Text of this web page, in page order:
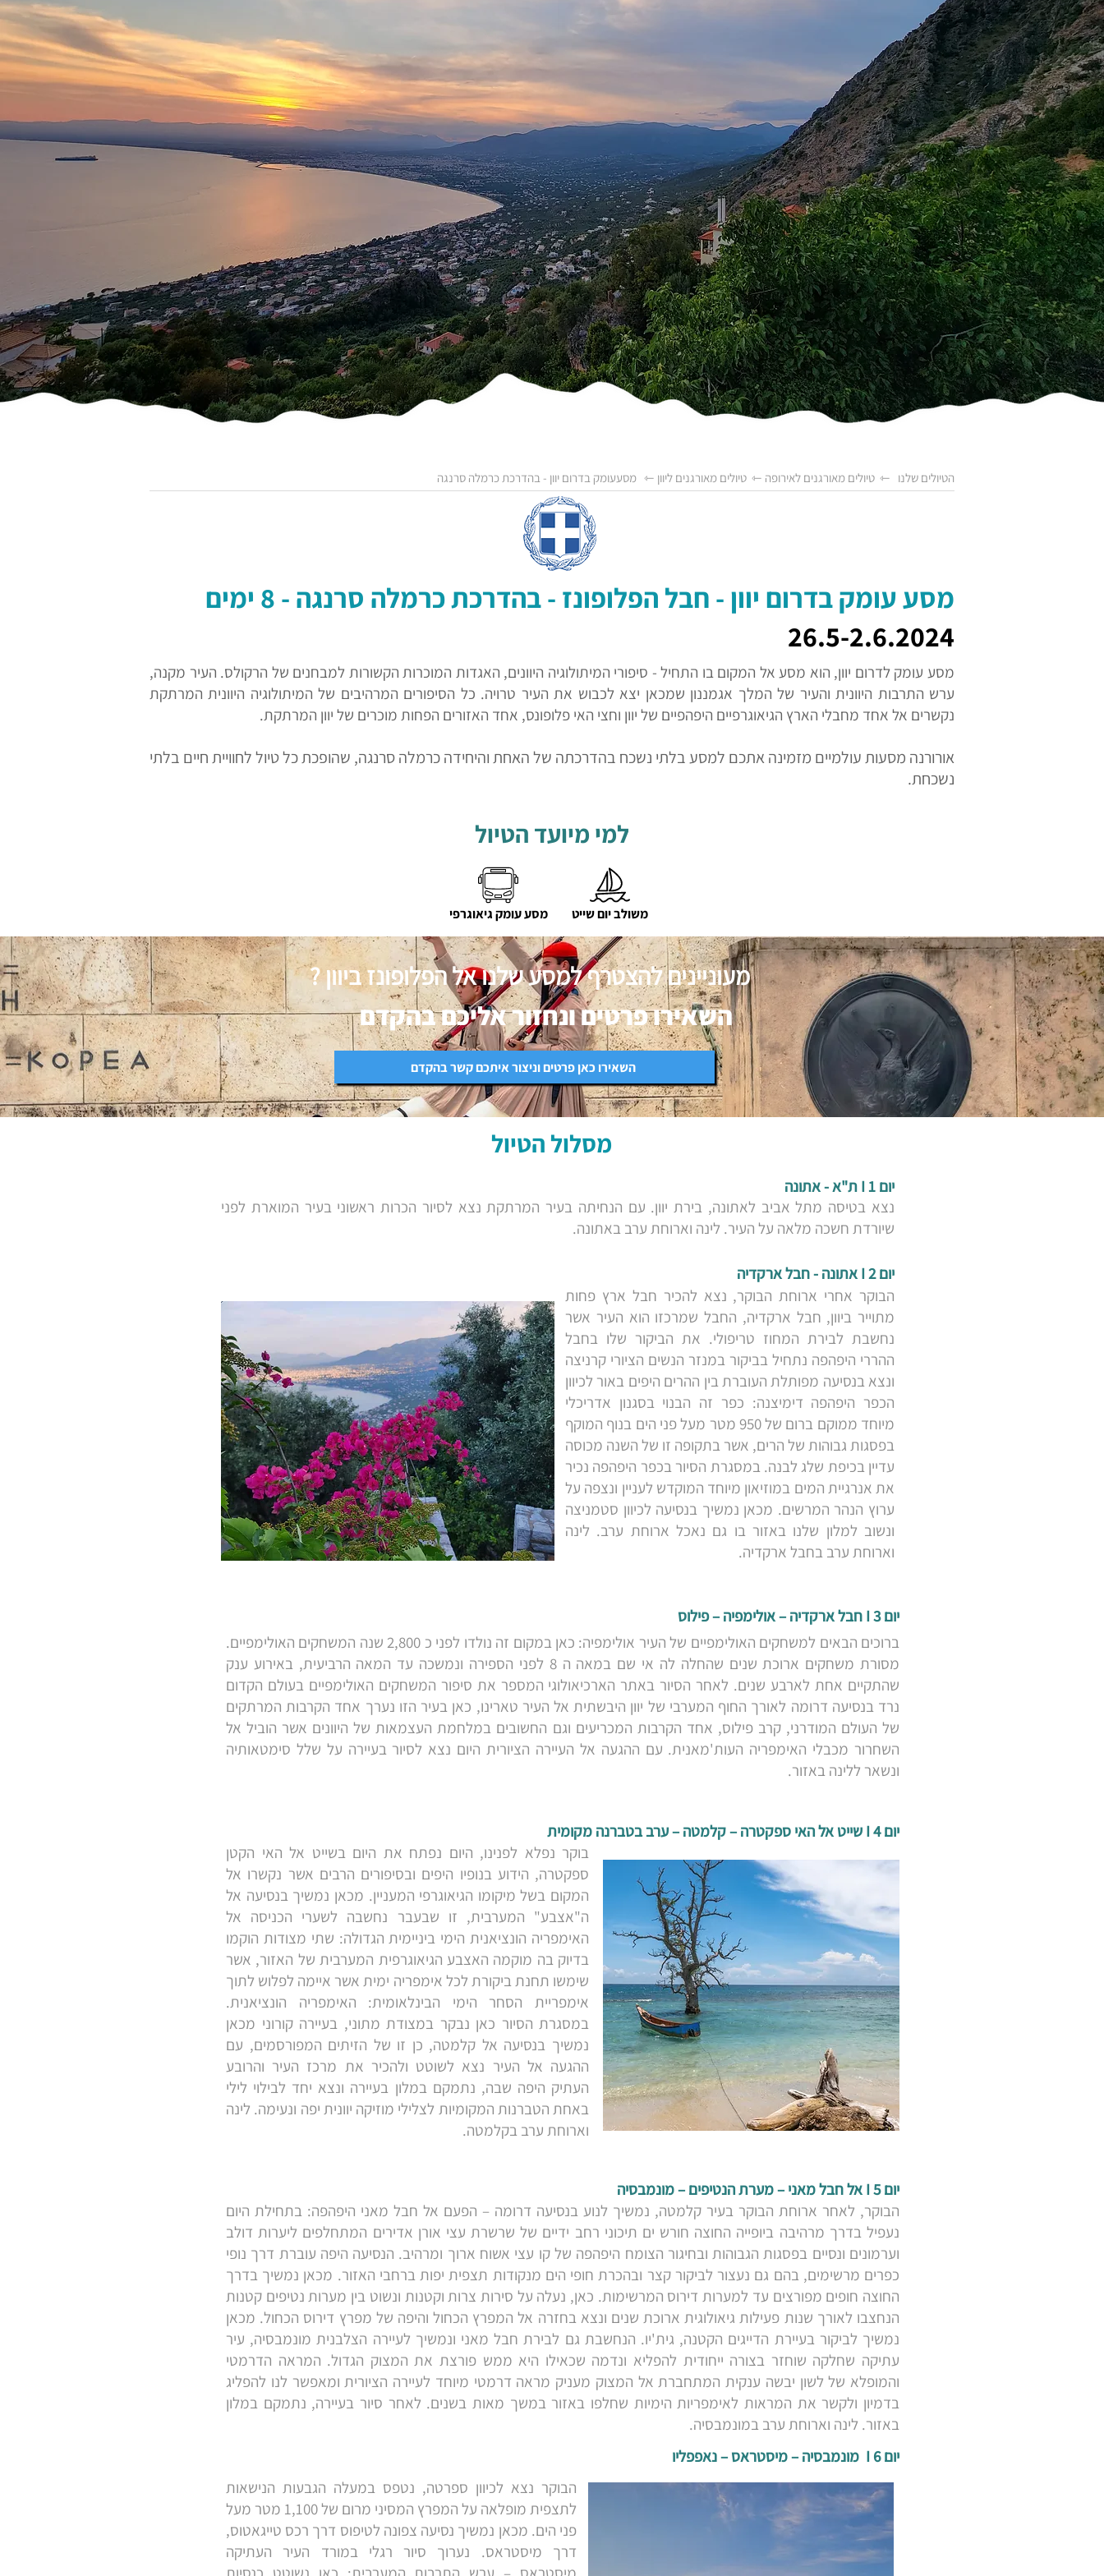
הטיולים שלנו ⇽ טיולים מאורגנים לאירופה ⇽ טיולים מאורגנים ליוון ⇽ מסעעומק בדרום יוון - בהדרכת כרמלה סרנגה
מסע עומק בדרום יוון - חבל הפלופונז - בהדרכת כרמלה סרנגה - 8 ימים
26.5-2.6.2024
מסע עומק לדרום יוון, הוא מסע אל המקום בו התחיל - סיפורי המיתולוגיה היוונים, האגדות המוכרות הקשורות למבחנים של הרקולס. העיר מקנה,
ערש התרבות היוונית והעיר של המלך אגמננון שמכאן יצא לכבוש את העיר טרויה. כל הסיפורים המרהיבים של המיתולוגיה היוונית המרתקת
נקשרים אל אחד מחבלי הארץ הגיאוגרפיים היפהפיים של יוון וחצי האי פלופונס, אחד האזורים הפחות מוכרים של יוון המרתקת.
אורורנה מסעות עולמיים מזמינה אתכם למסע בלתי נשכח בהדרכתה של האחת והיחידה כרמלה סרנגה, שהופכת כל טיול לחוויית חיים בלתי
נשכחת.
למי מיועד הטיול
מסע עומק גיאוגרפי משולב יום שייט
מעוניינים להצטרף למסע שלנו אל הפלופונז ביוון ?
השאירו פרטים ונחזור אליכם בהקדם
השאירו כאן פרטים וניצור איתכם קשר בהקדם
מסלול הטיול
יום 1 I ת"א - אתונה
נצא בטיסה מתל אביב לאתונה, בירת יוון. עם הנחיתה בעיר המרתקת נצא לסיור הכרות ראשוני בעיר המוארת לפני
שיורדת חשכה מלאה על העיר. לינה וארוחת ערב באתונה.
יום 2 I אתונה - חבל ארקדיה
הבוקר אחרי ארוחת הבוקר, נצא להכיר חבל ארץ פחות
מתוייר ביוון, חבל ארקדיה, החבל שמרכזו הוא העיר אשר
נחשבת לבירת המחוז טריפולי. את הביקור שלו בחבל
ההררי היפהפה נתחיל בביקור במנזר הנשים הציורי קרניצה
ונצא בנסיעה מפותלת העוברת בין ההרים היפים באור לכיוון
הכפר היפהפה דימיצנה: כפר זה הבנוי בסגנון אדריכלי
מיוחד ממוקם ברום של 950 מטר מעל פני הים בנוף המוקף
בפסגות גבוהות של הרים, אשר בתקופה זו של השנה מכוסה
עדיין בכיפת שלג לבנה. במסגרת הסיור בכפר היפהפה נכיר
את אנרגיית המים במוזיאון מיוחד המוקדש לעניין ונצפה על
ערוץ הנהר המרשים. מכאן נמשיך בנסיעה לכיוון סטמניצה
ונשוב למלון שלנו באזור בו גם נאכל ארוחת ערב. לינה
וארוחת ערב בחבל ארקדיה.
יום 3 I חבל ארקדיה – אולימפיה – פילוס
ברוכים הבאים למשחקים האולימפיים של העיר אולימפיה: כאן במקום זה נולדו לפני כ 2,800 שנה המשחקים האולימפיים.
מסורת משחקים ארוכת שנים שהחלה לה אי שם במאה ה 8 לפני הספירה ונמשכה עד המאה הרביעית, באירוע ענק
שהתקיים אחת לארבע שנים. לאחר הסיור באתר הארכיאולוגי המספר את סיפור המשחקים האולימפיים בעולם הקדום
נרד בנסיעה דרומה לאורך החוף המערבי של יוון היבשתית אל העיר טארינו, כאן בעיר הזו נערך אחד הקרבות המרתקים
של העולם המודרני, קרב פילוס, אחד הקרבות המכריעים וגם החשובים במלחמת העצמאות של היוונים אשר הוביל אל
השחרור מכבלי האימפריה העות'מאנית. עם ההגעה אל העיירה הציורית היום נצא לסיור בעיירה על שלל סימטאותיה
ונשאר ללינה באזור.
יום 4 I שייט אל האי ספקטרה – קלמטה – ערב בטברנה מקומית
בוקר נפלא לפנינו, היום נפתח את היום בשייט אל האי הקטן
ספקטרה, הידוע בנופיו היפים ובסיפורים הרבים אשר נקשרו אל
המקום בשל מיקומו הגיאוגרפי המעניין. מכאן נמשיך בנסיעה אל
ה"אצבע" המערבית, זו שבעבר נחשבה לשערי הכניסה אל
האימפריה הונציאנית הימי ביניימית הגדולה: שתי מצודות הוקמו
בדיוק בה מוקמה האצבע הגיאוגרפית המערבית של האזור, אשר
שימשו תחנת ביקורת לכל אימפריה ימית אשר איימה לפלוש לתוך
אימפריית הסחר הימי הבינלאומית: האימפריה הונציאנית.
במסגרת הסיור כאן נבקר במצודת מתוני, בעיירה קורוני מכאן
נמשיך בנסיעה אל קלמטה, כן זו של הזיתים המפורסמים, עם
ההגעה אל העיר נצא לשוטט ולהכיר את מרכז העיר והרובע
העתיק היפה שבה, נתמקם במלון בעיירה ונצא יחד לבילוי לילי
באחת הטברנות המקומיות לצלילי מוזיקה יוונית יפה ונעימה. לינה
וארוחת ערב בקלמטה.
יום 5 I אל חבל מאני – מערת הנטיפים – מונמבסיה
הבוקר, לאחר ארוחת הבוקר בעיר קלמטה, נמשיך לנוע בנסיעה דרומה – הפעם אל חבל מאני היפהפה: בתחילת היום
נעפיל בדרך מרהיבה ביופייה החוצה חורש ים תיכוני רחב ידיים של שרשרת עצי אורן אדירים המתחלפים ליערות דולב
וערמונים ונסיים בפסגות הגבוהות ובחיגור הצומח היפהפה של קו עצי אשוח ארוך ומרהיב. הנסיעה היפה עוברת דרך נופי
כפרים מרשימים, בהם גם נעצור לביקור קצר ובהכרת חופי הים מנקודות תצפית יפות ברחבי האזור. מכאן נמשיך בדרך
החוצה חופים מפורצים עד למערות דירוס המרשימות. כאן, נעלה על סירות צרות וקטנות ונשוט בין מערות נטיפים קטנות
הנחצבו לאורך שנות פעילות גיאולוגית ארוכת שנים ונצא בחזרה אל המפרץ הכחול והיפה של מפרץ דירוס הכחול. מכאן
נמשיך לביקור בעיירת הדייגים הקטנה, גית'יו. הנחשבת גם לבירת חבל מאני ונמשיך לעיירה הצלבנית מונמבסיה, עיר
עתיקה שחלקה שוחזר בצורה ייחודית להפליא ונדמה שכאילו היא ממש פורצת את המצוק הגדול. המראה הדרמטי
והמופלא של לשון יבשה ענקית המתחברת אל המצוק מעניק מראה דרמטי מיוחד לעיירה הציורית ומאפשר לנו להפליג
בדמיון ולקשר את המראות לאימפריות הימיות שחלפו באזור במשך מאות בשנים. לאחר סיור בעיירה, נתמקם במלון
באזור. לינה וארוחת ערב במונמבסיה.
יום 6 I מונמבסיה – מיסטראס – נאפפליו
הבוקר נצא לכיוון ספרטה, נטפס במעלה הגבעות הנישאות
לתצפית מופלאה על המפרץ המסיני מרום של 1,100 מטר מעל
פני הים. מכאן נמשיך נסיעה צפונה לטיפוס דרך רכס טייגאטוס,
דרך מיסטראס. נערוך סיור רגלי במורד העיר העתיקה